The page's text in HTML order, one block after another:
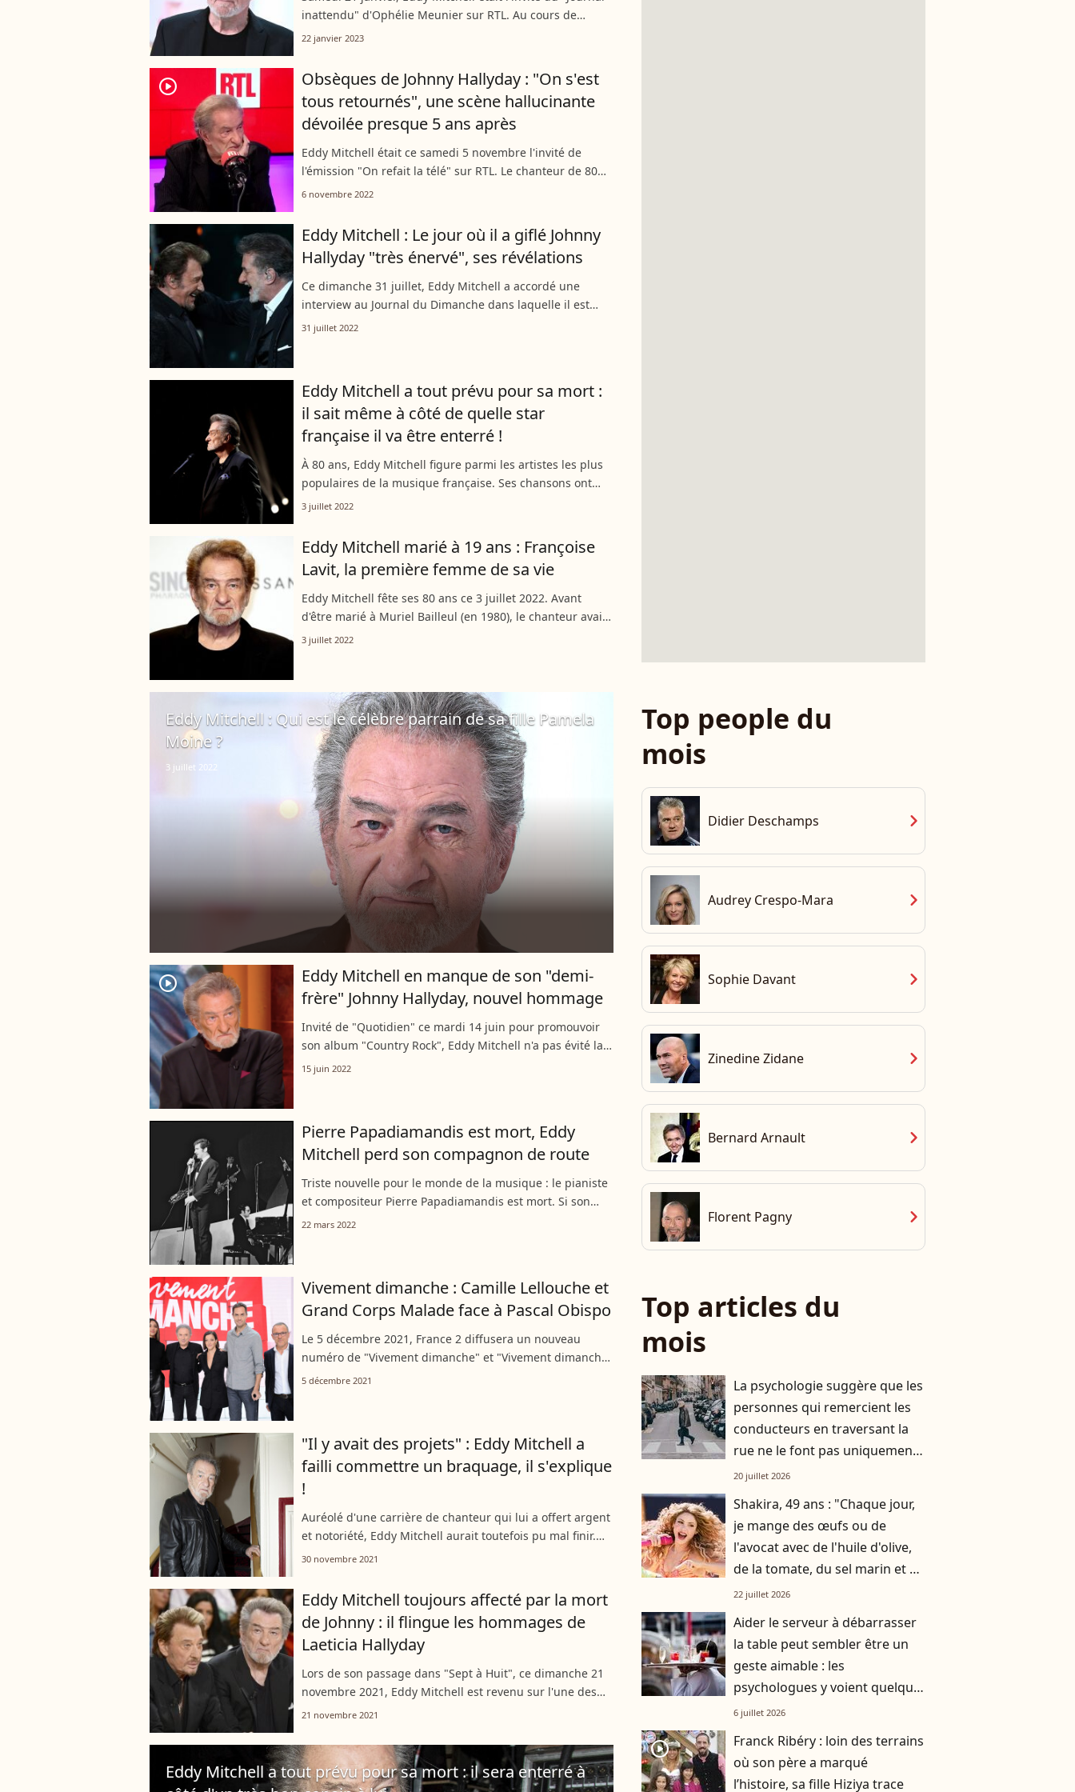
inattendu" d'Ophélie Meunier sur RTL. Au cours de
l'interview, le rockeur s'est laisssé aller à quelques
22 janvier 2023
player2
Obsèques de Johnny Hallyday : "On s'est
tous retournés", une scène hallucinante
dévoilée presque 5 ans après
Eddy Mitchell était ce samedi 5 novembre l'invité de
l'émission "On refait la télé" sur RTL. Le chanteur de 80
ans a dévoilé une anecdote survenue lors des obsèques
6 novembre 2022
Eddy Mitchell : Le jour où il a giflé Johnny
Hallyday "très énervé", ses révélations
Ce dimanche 31 juillet, Eddy Mitchell a accordé une
interview au Journal du Dimanche dans laquelle il est
revenu sur son amitié de longue date avec Johnny
31 juillet 2022
Eddy Mitchell a tout prévu pour sa mort :
il sait même à côté de quelle star
française il va être enterré !
À 80 ans, Eddy Mitchell figure parmi les artistes les plus
populaires de la musique française. Ses chansons ont
traversé les époques et les générations, à coups de
3 juillet 2022
Eddy Mitchell marié à 19 ans : Françoise
Lavit, la première femme de sa vie
Eddy Mitchell fête ses 80 ans ce 3 juillet 2022. Avant
d'être marié à Muriel Bailleul (en 1980), le chanteur avait
épousé Françoise Lavit dans sa jeunesse alors qu'il venait
3 juillet 2022
Eddy Mitchell : Qui est le célèbre parrain de sa fille Pamela
Moine ?
3 juillet 2022
player2
Eddy Mitchell en manque de son "demi-
frère" Johnny Hallyday, nouvel hommage
Invité de "Quotidien" ce mardi 14 juin pour promouvoir
son album "Country Rock", Eddy Mitchell n'a pas évité la
question Johnny Hallyday. Au contraire, il l'a même
15 juin 2022
Pierre Papadiamandis est mort, Eddy
Mitchell perd son compagnon de route
Triste nouvelle pour le monde de la musique : le pianiste
et compositeur Pierre Papadiamandis est mort. Si son
nom n'était pas très connu du grand public, il était une
22 mars 2022
Vivement dimanche : Camille Lellouche et
Grand Corps Malade face à Pascal Obispo
Le 5 décembre 2021, France 2 diffusera un nouveau
numéro de "Vivement dimanche" et "Vivement dimanche
prochain". L'occasion de retrouver Camille Lellouche,
5 décembre 2021
"Il y avait des projets" : Eddy Mitchell a
failli commettre un braquage, il s'explique
!
Auréolé d'une carrière de chanteur qui lui a offert argent
et notoriété, Eddy Mitchell aurait toutefois pu mal finir.
Dans sa jeunesse, alors qu'il semblait un peu désespéré,
30 novembre 2021
Eddy Mitchell toujours affecté par la mort
de Johnny : il flingue les hommages de
Laeticia Hallyday
Lors de son passage dans "Sept à Huit", ce dimanche 21
novembre 2021, Eddy Mitchell est revenu sur l'une des
plus grandes pertes de sa vie : la mort de son ami Johnny
21 novembre 2021
Eddy Mitchell a tout prévu pour sa mort : il sera enterré à
Top people du
mois
Didier Deschamps chevron_right
Audrey Crespo-Mara chevron_right
Sophie Davant chevron_right
Zinedine Zidane chevron_right
Bernard Arnault chevron_right
Florent Pagny chevron_right
Top articles du
mois
La psychologie suggère que les
personnes qui remercient les
conducteurs en traversant la
rue ne le font pas uniquement
par gratitude
20 juillet 2026
Shakira, 49 ans : "Chaque jour,
je mange des œufs ou de
l'avocat avec de l'huile d'olive,
de la tomate, du sel marin et un
smoothie"
22 juillet 2026
Aider le serveur à débarrasser
la table peut sembler être un
geste aimable : les
psychologues y voient quelque
chose de bien plus profond.
6 juillet 2026
player2
Franck Ribéry : loin des terrains
où son père a marqué
l’histoire, sa fille Hiziya trace